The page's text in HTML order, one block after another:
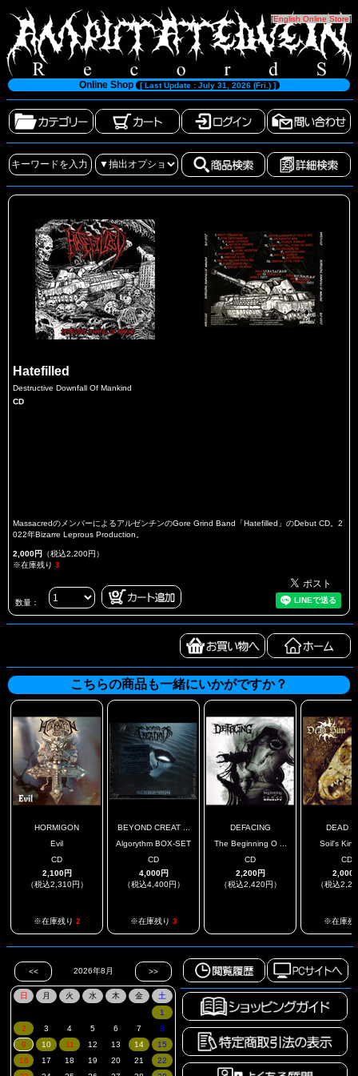
[English Online Store]
Online Shop [ Last Update : July 31, 2026 (Fri.) ]
Hatefilled
Destructive Downfall Of Mankind
CD
MassacredのメンバーによるアルゼンチンのGore Grind Band「Hatefilled」のDebut CD。2
022年Bizarre Leprous Production。
2,000円 （税込2,200円）
※在庫残り 3
数量：
こちらの商品も一緒にいかがですか？
HORMIGON
Evil
CD
2,100円
（税込2,310円）
※在庫残り 2
BEYOND CREAT ...
Algorythm BOX-SET
CD
4,000円
（税込4,400円）
※在庫残り 3
DEFACING
The Beginning O ...
CD
2,200円
（税込2,420円）
DEAD
Soil's
CD
2,000
（税込
※在庫残